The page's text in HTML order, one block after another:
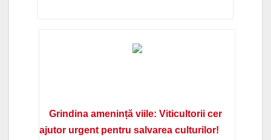
Grindina amenință viile: Viticultorii cer
ajutor urgent pentru salvarea culturilor!